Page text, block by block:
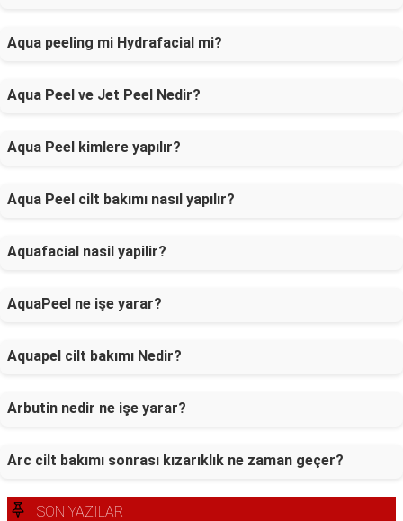
Aqua peeling mi Hydrafacial mi?
Aqua Peel ve Jet Peel Nedir?
Aqua Peel kimlere yapılır?
Aqua Peel cilt bakımı nasıl yapılır?
Aquafacial nasil yapilir?
AquaPeel ne işe yarar?
Aquapel cilt bakımı Nedir?
Arbutin nedir ne işe yarar?
Arc cilt bakımı sonrası kızarıklık ne zaman geçer?
SON YAZILAR